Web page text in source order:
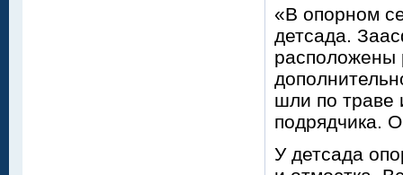
«В опорном
детсада.
расположены
шли по траве
подрядчика.
У детсада